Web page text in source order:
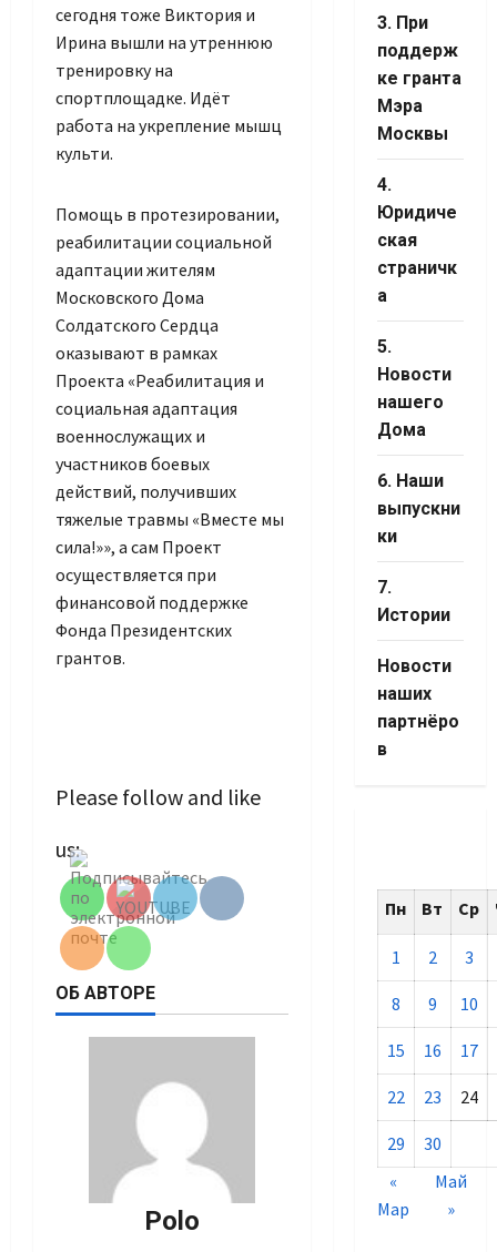
сегодня тоже Виктория и
Ирина вышли на утреннюю
тренировку на
спортплощадке. Идёт
работа на укрепление мышц
культи.
Помощь в протезировании,
реабилитации социальной
адаптации жителям
Московского Дома
Солдатского Сердца
оказывают в рамках
Проекта «Реабилитация и
социальная адаптация
военнослужащих и
участников боевых
действий, получивших
тяжелые травмы «Вместе мы
сила!»», а сам Проект
осуществляется при
финансовой поддержке
Фонда Президентских
грантов.
Please follow and like
us:Channel ID
ОБ АВТОРЕ
Polo
3. При
поддерж
ке гранта
Мэра
Москвы
4.
Юридиче
ская
страничк
а
5.
Новости
нашего
Дома
6. Наши
выпускни
ки
7.
Истории
Новости
наших
партнёро
в
Пн Вт Ср
1 2 3
8 9 10
15 16 17
22 23 24
29
30
«
Мар
Май
»